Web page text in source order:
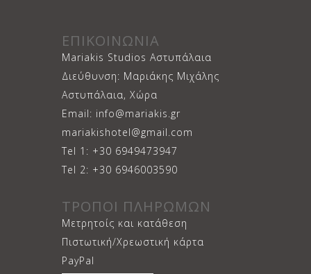
ΕΠΙΚΟΙΝΩΝΙΑ
Mariakis Studios Αστυπάλαια
Διεύθυνση: Μαριάκης Μιχάλης
Αστυπάλαια, Χώρα
Email: info@mariakis.gr
mariakishotel@gmail.com
Tel 1: +30 6949473947
Tel 2: +30 6946003590
ΤΡΟΠΟΙ ΠΛΗΡΩΜΩΝ
Μετρητοίς και κατάθεση
Πιστωτική/Χρεωστική κάρτα
PayPal